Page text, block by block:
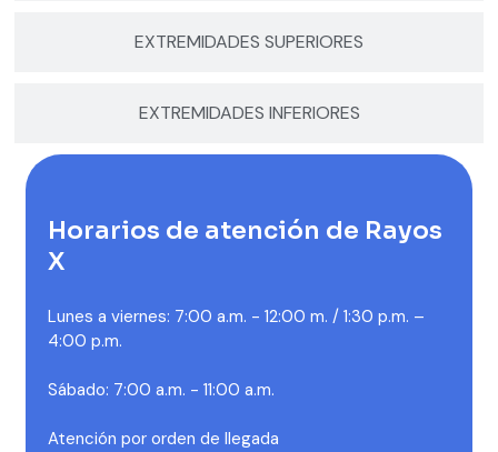
EXTREMIDADES SUPERIORES
EXTREMIDADES INFERIORES
Horarios de atención de Rayos
X
Lunes a viernes: 7:00 a.m. - 12:00 m. / 1:30 p.m. –
4:00 p.m.
Sábado: 7:00 a.m. - 11:00 a.m.
Atención por orden de llegada